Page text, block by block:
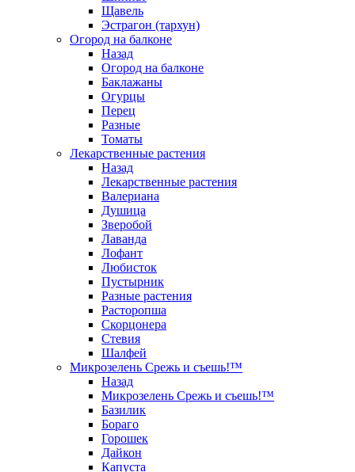
Щавель
Эстрагон (тархун)
Огород на балконе
Назад
Огород на балконе
Баклажаны
Огурцы
Перец
Разные
Томаты
Лекарственные растения
Назад
Лекарственные растения
Валериана
Душица
Зверобой
Лаванда
Лофант
Любисток
Пустырник
Разные растения
Расторопша
Скорцонера
Стевия
Шалфей
Микрозелень Срежь и съешь!™
Назад
Микрозелень Срежь и съешь!™
Базилик
Бораго
Горошек
Дайкон
Капуста